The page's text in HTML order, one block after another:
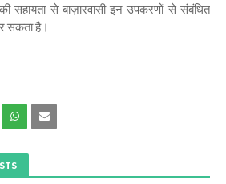
सहायता से बाज़ारवासी इन उपकरणों से संबंधित
सकता है।